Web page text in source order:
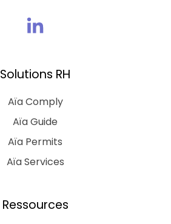
Rejoins
Linkedin
Solutions RH
Aïa Comply
Aïa Guide
Aïa Permits
Aïa Services
Ressources